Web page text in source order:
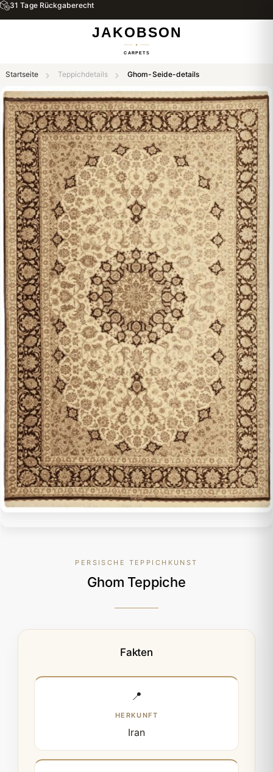
31 Tage Rückgaberecht
Startseite Teppichdetails Ghom-Seide-details
PERSISCHE TEPPICHKUNST
Ghom Teppiche
Fakten
📍
HERKUNFT
Iran